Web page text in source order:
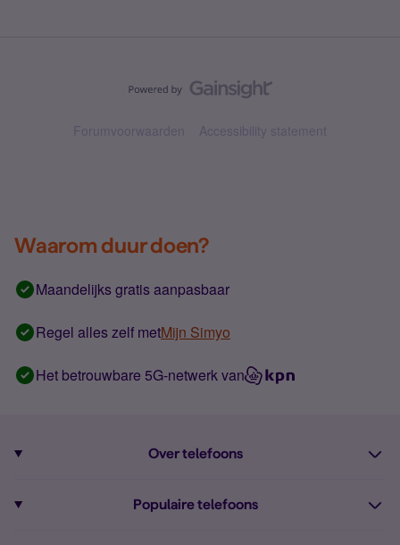
Forumvoorwaarden Accessibility statement
Waarom duur doen?
Maandelijks gratis aanpasbaar
Regel alles zelf metMijn Simyo
Het betrouwbare 5G-netwerk van
Over telefoons
Populaire telefoons